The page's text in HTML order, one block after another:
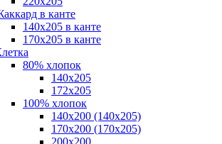
в канте
140х205 в канте
170х205 в канте
80% хлопок
140x205
172х205
100% хлопок
140x200 (140х205)
170x200 (170х205)